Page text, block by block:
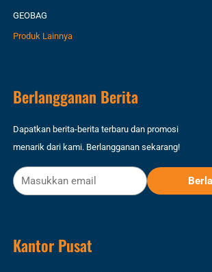
GEOBAG
Produk Lainnya
Berlangganan Berita
Dapatkan berita-berita terbaru dan promosi
menarik dari kami. Berlangganan sekarang!
Kantor Pusat